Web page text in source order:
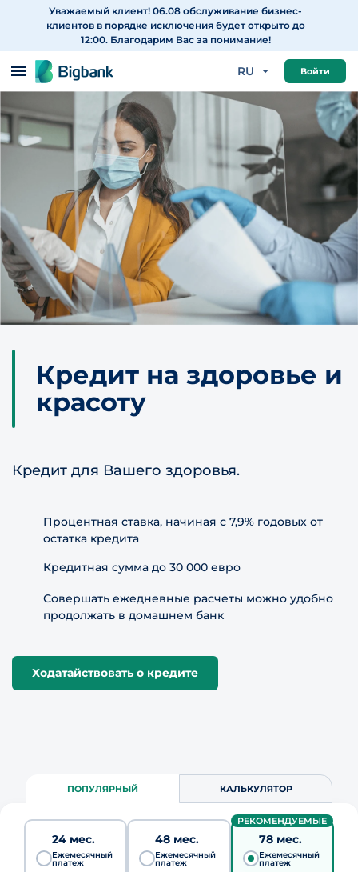
Перейти к содержанию
Уважаемый клиент! 06.08 обслуживание бизнес-
клиентов в порядке исключения будет открыто до
12:00. Благодарим Вас за понимание!
RU Войти
Кредит на здоровье и
красоту
Кредит для Вашего здоровья.
Процентная ставка, начиная с 7,9% годовых от
остатка кредита
Кредитная сумма до 30 000 евро
Совершать ежедневные расчеты можно удобно
продолжать в домашнем банк
Ходатайствовать о кредите
ПОПУЛЯРНЫЙ КАЛЬКУЛЯТОР
24 мес.
Ежемесячный
платеж
48 мес.
Ежемесячный
платеж
РЕКОМЕНДУЕМЫЕ
78 мес.
Ежемесячный
платеж